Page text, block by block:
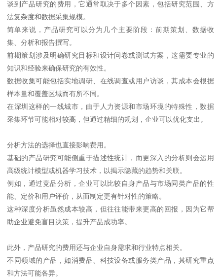
谈到产品研究的费用，它通常取决于多个因素，包括研究范围、方
法复杂度和数据采集规模。
简单来说，产品研究可以分为几个主要阶段：前期策划、数据收
集、分析和报告撰写。
前期策划涉及明确研究目标和设计问卷或测试方案，这需要专业的
知识和经验来确保研究的有效性。
数据收集可能包括实地调研、在线调查或用户访谈，其成本会根据
样本量和覆盖区域而有所不同。
在深圳这样的一线城市，由于人力资源和市场环境的特殊性，数据
采集环节可能相对较高，但通过精细的规划，企业可以优化支出。
分析方法的选择也直接影响费用。
基础的产品研究可能侧重于描述性统计，而更深入的分析则会运用
高级统计模型或机器学习技术，以揭示隐藏的趋势和关联。
例如，通过竞品分析，企业可以比较自身产品与市场同类产品的性
能、定价和用户评价，从而制定更有针对性的策略。
这种深度分析虽然成本较高，但往往能带来更高的回报，因为它帮
助企业避免盲目决策，提升产品成功率。
此外，产品研究的费用还与企业自身需求和行业特点相关。
不同领域的产品，如消费品、科技设备或服务类产品，其研究重点
和方法可能各异。